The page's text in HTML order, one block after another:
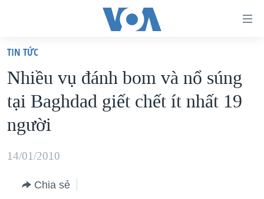
truy
cập
Tới
nội
dung
chính
VIỆT NAM
HOA KỲ
BIỂN ĐÔNG
THẾ GIỚI
DIỄN ĐÀN
TIN TỨC
Nhiều vụ đánh bom và nổ súng
tại Baghdad giết chết ít nhất 19
người
14/01/2010
Chia sẻ